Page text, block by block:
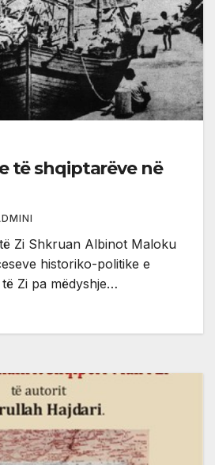
të shqiptarëve në
Zi Shkruan Albinot Maloku
historiko-politike e
Zi pa mëdyshje…